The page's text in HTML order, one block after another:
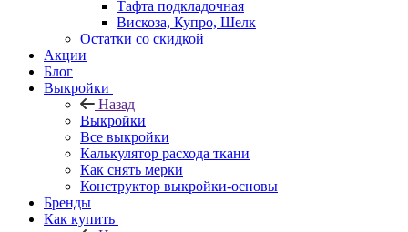
Тафта подкладочная
Вискоза, Купро, Шелк
Остатки со скидкой
Акции
Блог
Выкройки
Назад
Выкройки
Все выкройки
Калькулятор расхода ткани
Как снять мерки
Конструктор выкройки-основы
Бренды
Как купить